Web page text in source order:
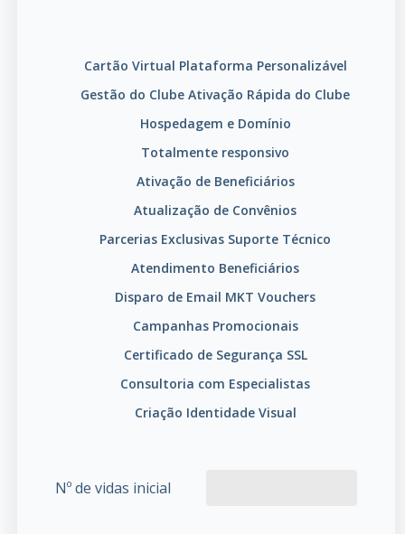
Cartão Virtual Plataforma Personalizável
Gestão do Clube Ativação Rápida do Clube
Hospedagem e Domínio
Totalmente responsivo
Ativação de Beneficiários
Atualização de Convênios
Parcerias Exclusivas Suporte Técnico
Atendimento Beneficiários
Disparo de Email MKT Vouchers
Campanhas Promocionais
Certificado de Segurança SSL
Consultoria com Especialistas
Criação Identidade Visual
Nº de vidas inicial